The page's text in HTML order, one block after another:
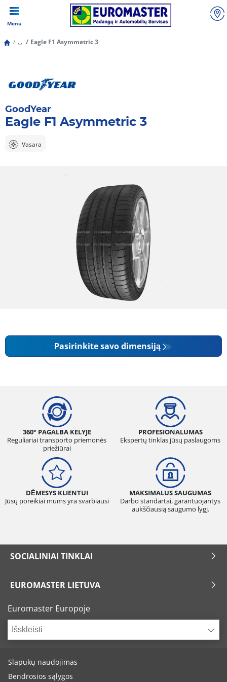
Menu
... Eagle F1 Asymmetric 3
GoodYear
Eagle F1 Asymmetric 3
Vasara
Pasirinkite savo dimensiją
360° PAGALBA KELYJE
Reguliariai transporto priemonės
priežiūrai
PROFESIONALUMAS
Ekspertų tinklas jūsų paslaugoms
DĖMESYS KLIENTUI
Jūsų poreikiai mums yra svarbiausi
MAKSIMALUS SAUGUMAS
Darbo standartai, garantuojantys
aukščiausią saugumo lygį.
SOCIALINIAI TINKLAI
EUROMASTER LIETUVA
Euromaster Europoje
Išskleisti
Slapukų naudojimas
Bendrosios sąlygos